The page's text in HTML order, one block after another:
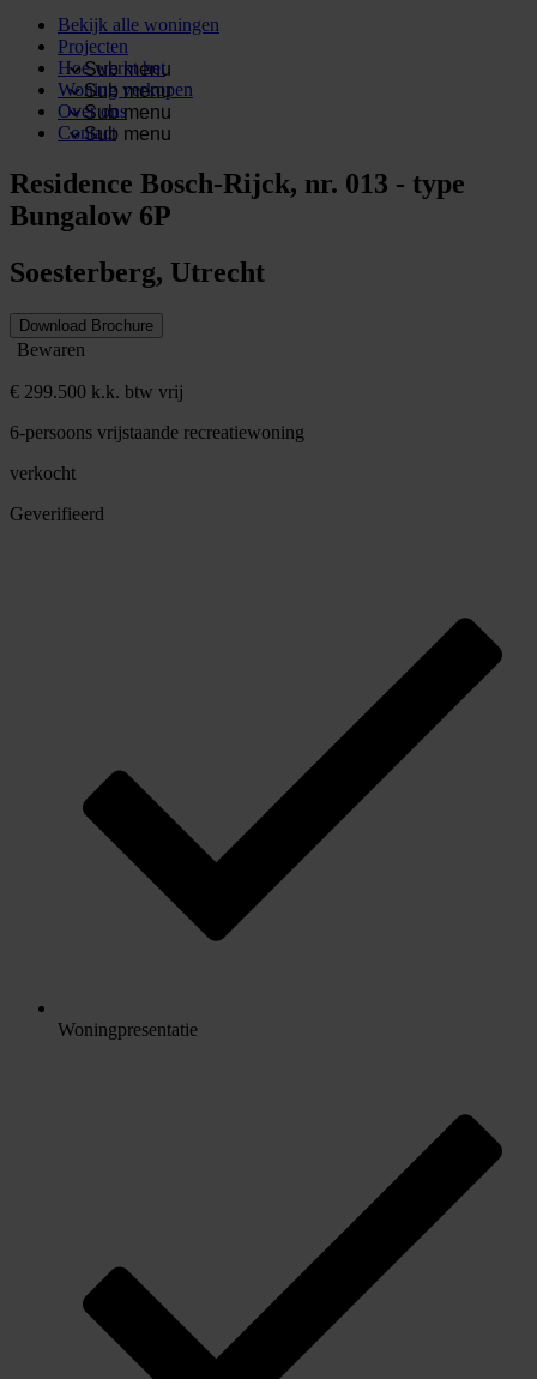
Bekijk alle woningen
Projecten
Sub menu
Hoe werkt het
Sub menu
Woning verkopen
Sub menu
Over ons
Sub menu
Contact
Residence Bosch-Rijck, nr. 013 - type
Bungalow 6P
Soesterberg, Utrecht
Download Brochure
Bewaren
€ 299.500 k.k. btw vrij
6-persoons vrijstaande recreatiewoning
verkocht
Geverifieerd
Woningpresentatie